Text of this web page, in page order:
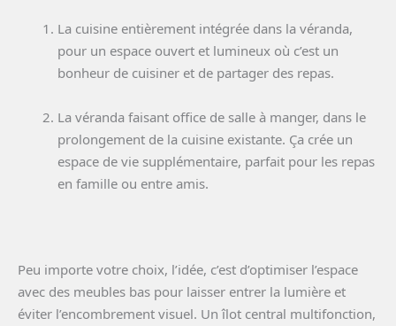
La cuisine entièrement intégrée dans la véranda,
pour un espace ouvert et lumineux où c’est un
bonheur de cuisiner et de partager des repas.
La véranda faisant office de salle à manger, dans le
prolongement de la cuisine existante. Ça crée un
espace de vie supplémentaire, parfait pour les repas
en famille ou entre amis.
Peu importe votre choix, l’idée, c’est d’optimiser l’espace
avec des meubles bas pour laisser entrer la lumière et
éviter l’encombrement visuel. Un îlot central multifonction,